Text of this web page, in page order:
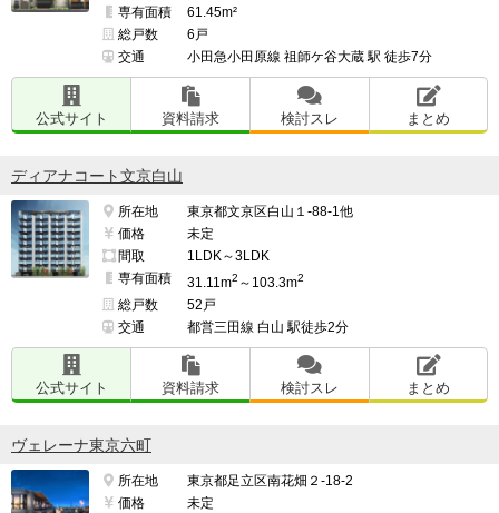
専有面積
61.45m²
総戸数
6戸
交通
小田急小田原線 祖師ケ谷大蔵 駅 徒歩7分
公式サイト 資料請求 検討スレ まとめ
ディアナコート文京白山
所在地
東京都文京区白山１-88-1他
価格
未定
間取
1LDK～3LDK
専有面積
31.11m2 ～103.3m2
総戸数
52戸
交通
都営三田線 白山 駅徒歩2分
公式サイト 資料請求 検討スレ まとめ
ヴェレーナ東京六町
所在地
東京都足立区南花畑２-18-2
価格
未定